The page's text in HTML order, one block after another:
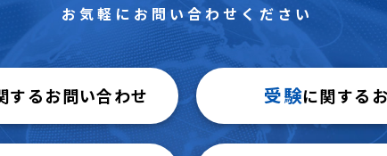
お気軽にお問い合わせください
するお問い合わせ 受験に関する